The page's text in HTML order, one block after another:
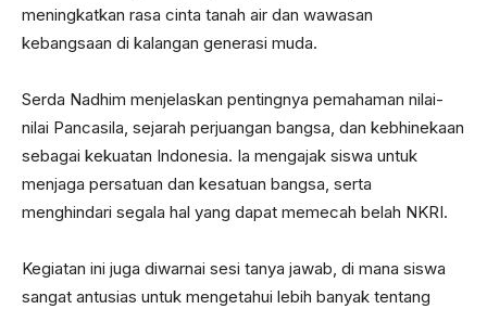
meningkatkan rasa cinta tanah air dan wawasan
kebangsaan di kalangan generasi muda.
Serda Nadhim menjelaskan pentingnya pemahaman nilai-
nilai Pancasila, sejarah perjuangan bangsa, dan kebhinekaan
sebagai kekuatan Indonesia. Ia mengajak siswa untuk
menjaga persatuan dan kesatuan bangsa, serta
menghindari segala hal yang dapat memecah belah NKRI.
Kegiatan ini juga diwarnai sesi tanya jawab, di mana siswa
sangat antusias untuk mengetahui lebih banyak tentang